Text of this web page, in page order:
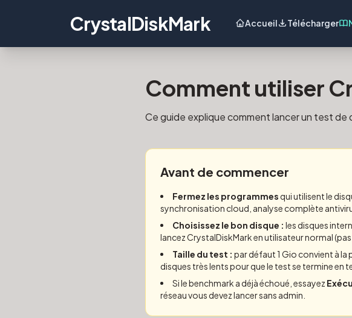
CrystalDiskMark Accueil Télécharger
Comment utiliser
Ce guide explique comment lancer un test
Avant de commencer
Fermez les programmes qui utilisent le
synchronisation cloud, analyse complète
Choisissez le bon disque : les disques
lancez CrystalDiskMark en utilisateur normal
Taille du test : par défaut 1 Gio convient à la
disques très lents pour que le test se termine en
Si le benchmark a déjà échoué, essayez
réseau vous devez lancer sans admin.